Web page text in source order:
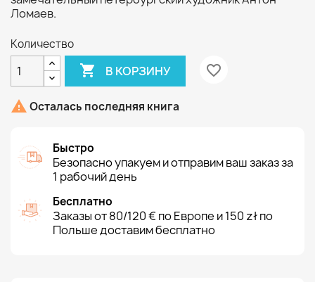
Ломаев.
Количество
 В КОРЗИНУ favorite_border
 Осталась последняя книга
Быстро
Безопасно упакуем и отправим ваш заказ за
1 рабочий день
Бесплатно
Заказы от 80/120 € по Европе и 150 zł по
Польше доставим бесплатно